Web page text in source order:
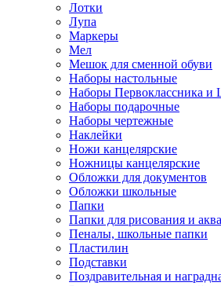
Лотки
Лупа
Маркеры
Мел
Мешок для сменной обуви
Наборы настольные
Наборы Первоклассника и
Наборы подарочные
Наборы чертежные
Наклейки
Ножи канцелярские
Ножницы канцелярские
Обложки для документов
Обложки школьные
Папки
Папки для рисования и
Пеналы, школьные папки
Пластилин
Подставки
Поздравительная и